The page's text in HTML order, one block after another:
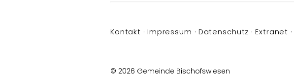
Kontakt Impressum Datenschutz Extranet
© 2026 Gemeinde Bischofswiesen